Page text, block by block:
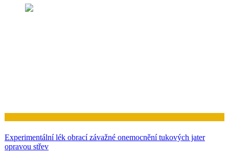
Experimentální lék obrací závažné onemocnění tukových jater
opravou střev